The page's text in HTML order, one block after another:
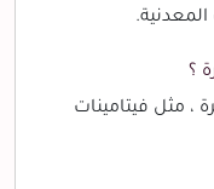
المعدنية.
؟
، مثل فيتامينات